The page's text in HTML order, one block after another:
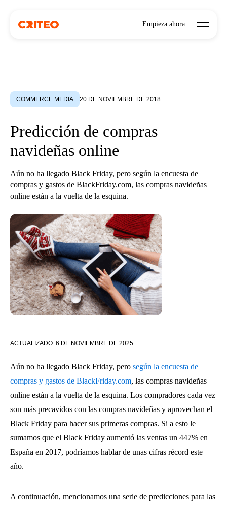
Empieza ahora Open
COMMERCE MEDIA 20 DE NOVIEMBRE DE 2018
Predicción de compras
navideñas online
Aún no ha llegado Black Friday, pero según la encuesta de
compras y gastos de BlackFriday.com, las compras navideñas
online están a la vuelta de la esquina.
ACTUALIZADO: 6 DE NOVIEMBRE DE 2025
Aún no ha llegado Black Friday, pero según la encuesta de
compras y gastos de BlackFriday.com, las compras navideñas
online están a la vuelta de la esquina. Los compradores cada vez
son más precavidos con las compras navideñas y aprovechan el
Black Friday para hacer sus primeras compras. Si a esto le
sumamos que el Black Friday aumentó las ventas un 447% en
España en 2017, podríamos hablar de unas cifras récord este
año.
A continuación, mencionamos una serie de predicciones para las